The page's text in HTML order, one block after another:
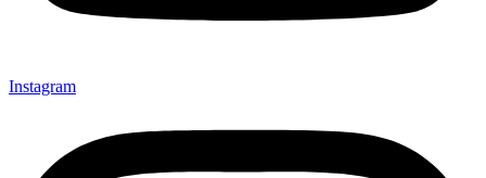
Instagram